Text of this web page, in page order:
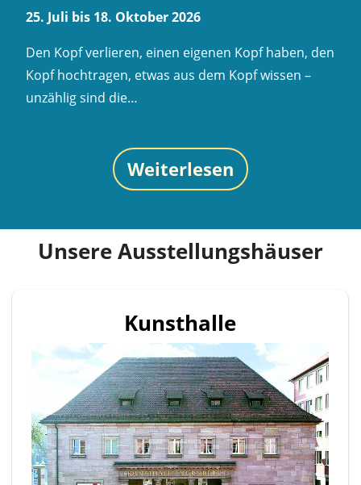
25. Juli bis 18. Oktober 2026
Den Kopf verlieren, einen eigenen Kopf haben, den
Kopf hochtragen, etwas aus dem Kopf wissen –
unzählig sind die…
Weiterlesen
Unsere Ausstellungshäuser
Kunsthalle